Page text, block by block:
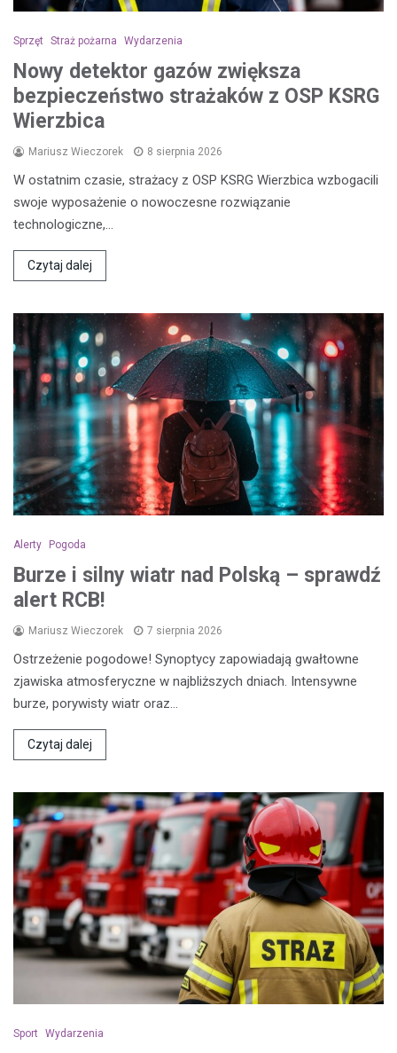
Sprzęt Straż pożarna Wydarzenia
Nowy detektor gazów zwiększa
bezpieczeństwo strażaków z OSP KSRG
Wierzbica
Mariusz Wieczorek 8 sierpnia 2026
W ostatnim czasie, strażacy z OSP KSRG Wierzbica wzbogacili
swoje wyposażenie o nowoczesne rozwiązanie
technologiczne,…
Czytaj dalej
Alerty Pogoda
Burze i silny wiatr nad Polską – sprawdź
alert RCB!
Mariusz Wieczorek 7 sierpnia 2026
Ostrzeżenie pogodowe! Synoptycy zapowiadają gwałtowne
zjawiska atmosferyczne w najbliższych dniach. Intensywne
burze, porywisty wiatr oraz…
Czytaj dalej
Sport Wydarzenia